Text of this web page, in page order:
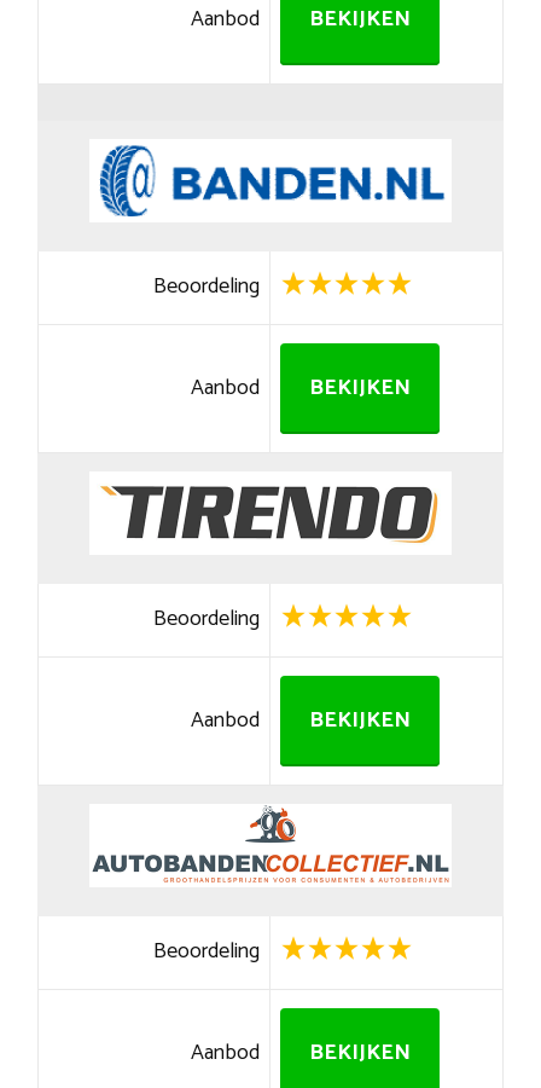
Aanbod BEKIJKEN
Beoordeling
Aanbod BEKIJKEN
Beoordeling
Aanbod BEKIJKEN
Beoordeling
Aanbod BEKIJKEN